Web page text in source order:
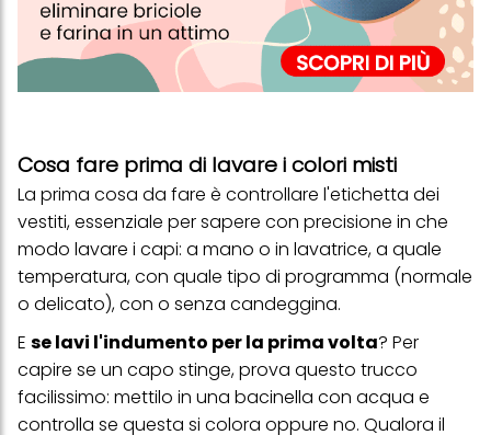
Cosa fare prima di lavare i colori misti
La prima cosa da fare è controllare l'etichetta dei
vestiti, essenziale per sapere con precisione in che
modo lavare i capi: a mano o in lavatrice, a quale
temperatura, con quale tipo di programma (normale
o delicato), con o senza candeggina.
E se lavi l'indumento per la prima volta? Per
capire se un capo stinge, prova questo trucco
facilissimo: mettilo in una bacinella con acqua e
controlla se questa si colora oppure no. Qualora il